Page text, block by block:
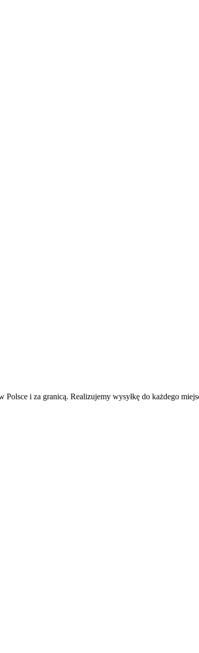
i za granicą. Realizujemy wysyłkę do każdego